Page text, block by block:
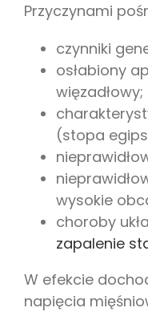
Przyczynami
czynniki
osłabiony
więzadłowy;
(stopa
wysokie
choroby
zapalenie
W efekcie
napięcia